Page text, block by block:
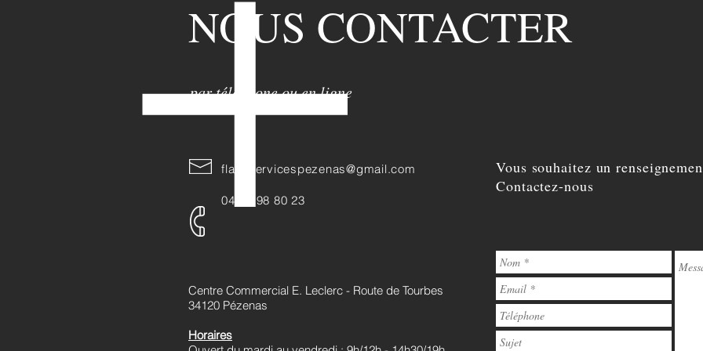
NOUS CONTACTER
par téléphone ou en ligne
flashservicespezenas@gmail.com
04 67 98 80 23
Vous souhaitez un
Contactez-nous
Centre Commercial E. Leclerc - Route de Tourbes
34120 Pézenas
Horaires